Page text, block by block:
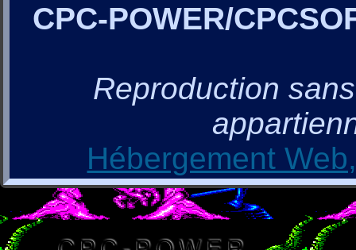
CPC-POWER/
Reproduction
Hébergement